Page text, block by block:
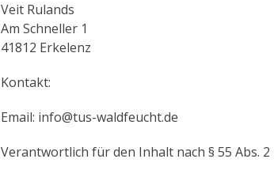
Veit Rulands
Am Schneller 1
41812 Erkelenz
Kontakt:
Email: info@tus-waldfeucht.de
Verantwortlich für den Inhalt nach § 55 Abs. 2